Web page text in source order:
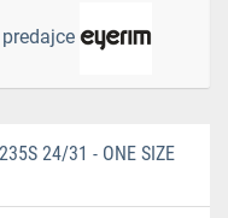
24/31 - ONE SIZE